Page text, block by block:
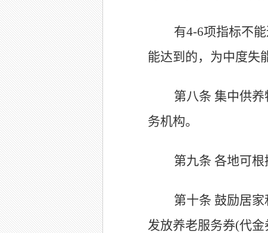
有4-6项指标不
能达到的，为中度失
第八条 集中供
务机构。
第九条 各地可根
第十条 鼓励居
发放养老服务券(代金